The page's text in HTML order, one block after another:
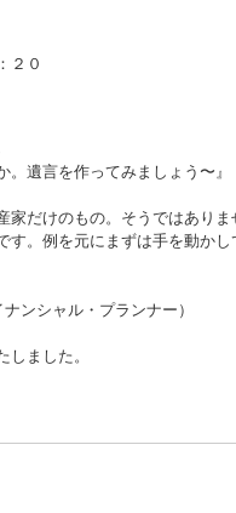
２０
作ってみましょう〜』
家だけのもの。そうではあり
す。例を元にまずは手を動か
ンシャル・プランナー）
ました。